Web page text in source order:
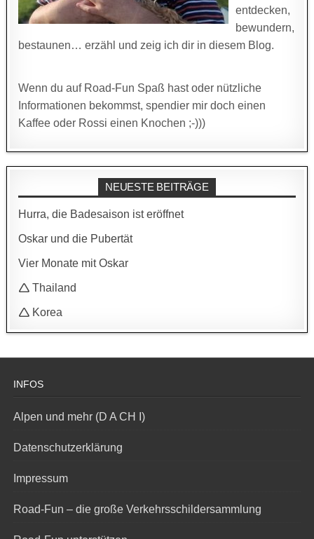
entdecken,
bewundern,
bestaunen… erzähl und zeig ich dir in diesem Blog.
Wenn du auf Road-Fun Spaß hast oder nützliche
Informationen bekommst, spendier mir doch einen
Kaffee oder Rossi einen Knochen ;-)))
NEUESTE BEITRÄGE
Hurra, die Badesaison ist eröffnet
Oskar und die Pubertät
Vier Monate mit Oskar
🛆 Thailand
🛆 Korea
INFOS
Alpen und mehr (D A CH I)
Datenschutzerklärung
Impressum
Road-Fun – die große Verkehrsschildersammlung